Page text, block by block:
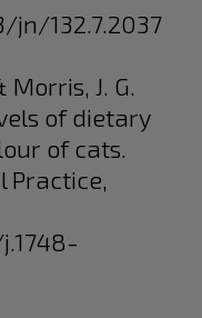
jn/132.7.2037
Morris, J. G.
of dietary
of cats.
Practice,